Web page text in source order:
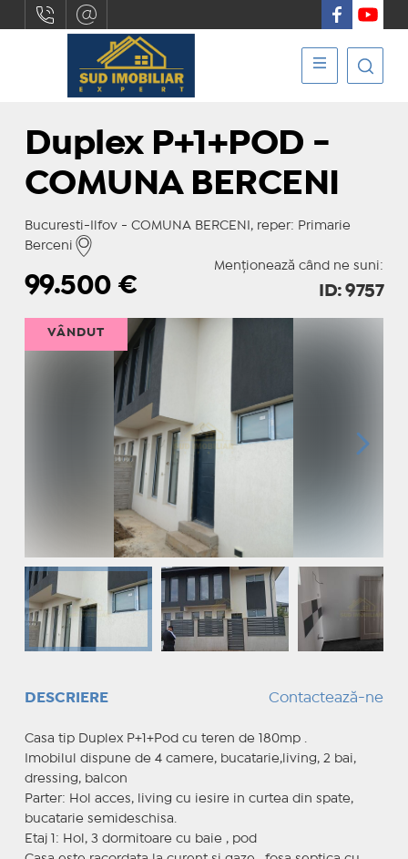
Duplex P+1+POD -
COMUNA BERCENI
Bucuresti-Ilfov - COMUNA BERCENI, reper: Primarie
Berceni
Menționează când ne suni:
99.500€ ID: 9757
VÂNDUT
DESCRIERE Contactează-ne
Casa tip Duplex P+1+Pod cu teren de 180mp .
Imobilul dispune de 4 camere, bucatarie,living, 2 bai,
dressing, balcon
Parter: Hol acces, living cu iesire in curtea din spate,
bucatarie semideschisa.
Etaj 1: Hol, 3 dormitoare cu baie , pod